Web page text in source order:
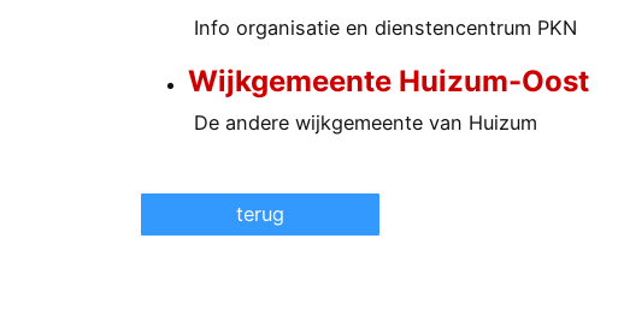
Info organisatie en dienstencentrum PKN
Wijkgemeente Huizum-Oost
De andere wijkgemeente van Huizum
terug